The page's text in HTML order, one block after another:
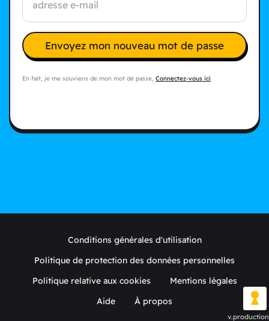
Envoyez mon nouveau mot de passe
En fait, je me souviens de mon mot de passe, Connectez-vous ici
Conditions générales d'utilisation
Politique de protection des données personnelles
Politique relative aux cookies
Mentions légales
Aide
À propos
v.production